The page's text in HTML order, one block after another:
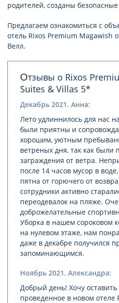
родителей, созданы
Предлагаем ознакомиться с
отель Rixos Premium Magawish
Велл.
Отзывы о Rixos Premium Magawish
Suites & Villas 5*
Декабрь 2021. Анна:
Лето удлиннилось для нас
были приятны и
хорошим, уютным
ветреных дня, так как были
заграждения от ветра.
после 14 часов мусор в
пятна от горючего от
сотрудники активно
переодевалок на пляже.
доброжелательные
Уборка в нашем сороковом
на нулевом этаже, нам
даже в декабре получился
запоминающимся.
Ноябрь 2021. Александра:
Добрый день! Хочу
проведенное в новом отеле